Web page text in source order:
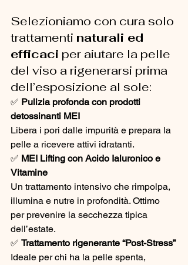
Selezioniamo con cura solo
trattamenti naturali ed
efficaci per aiutare la pelle
del viso a rigenerarsi prima
dell’esposizione al sole:
✅ Pulizia profonda con prodotti
detossinanti MEI
Libera i pori dalle impurità e prepara la
pelle a ricevere attivi idratanti.
✅ MEI Lifting con Acido Ialuronico e
Vitamine
Un trattamento intensivo che rimpolpa,
illumina e nutre in profondità. Ottimo
per prevenire la secchezza tipica
dell’estate.
✅ Trattamento rigenerante “Post-Stress”
Ideale per chi ha la pelle spenta,